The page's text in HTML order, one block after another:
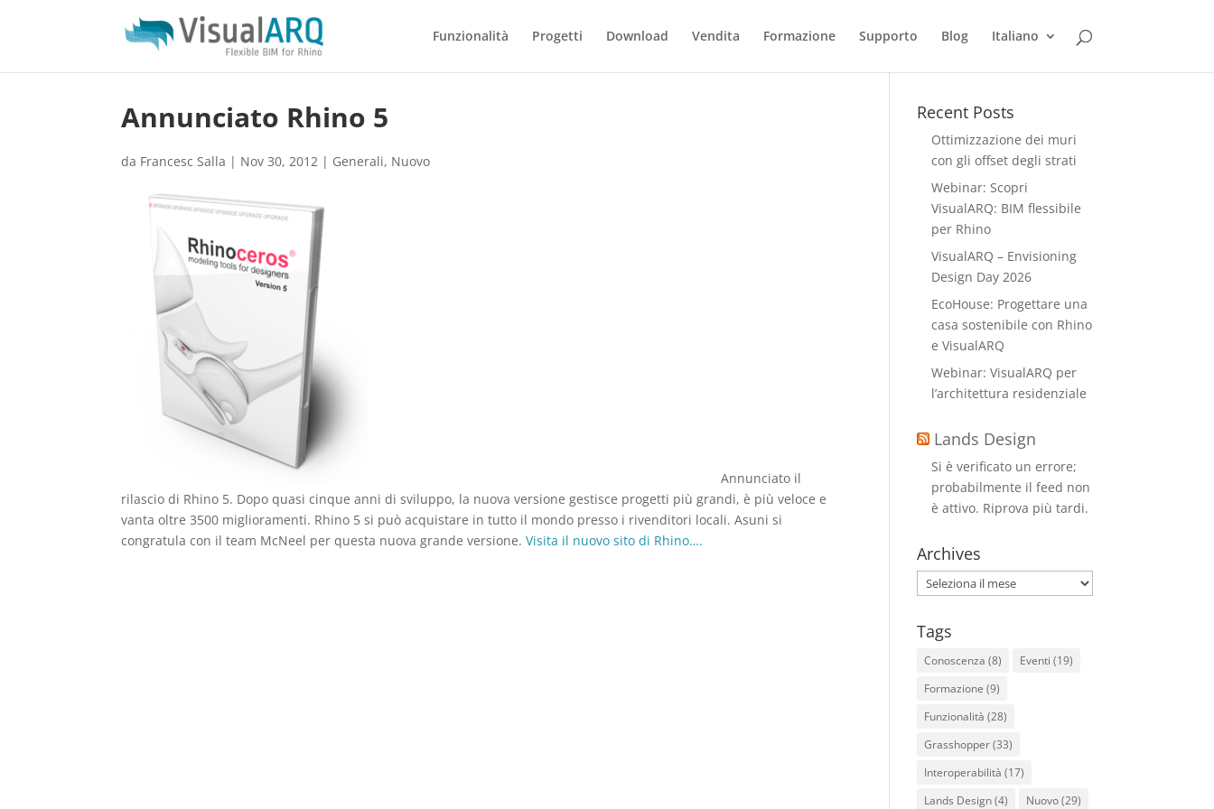
Funzionalità Progetti Download Vendita Formazione Supporto Blog Italiano
Annunciato Rhino 5
da Francesc Salla | Nov 30, 2012 | Generali, Nuovo
Annunciato il
rilascio di Rhino 5. Dopo quasi cinque anni di sviluppo, la nuova versione gestisce progetti più grandi, è più veloce e
vanta oltre 3500 miglioramenti. Rhino 5 si può acquistare in tutto il mondo presso i rivenditori locali. Asuni si
congratula con il team McNeel per questa nuova grande versione.Visita il nuovo sito di Rhino….
Recent Posts
Ottimizzazione dei muri
con gli offset degli strati
Webinar: Scopri
VisualARQ: BIM flessibile
per Rhino
VisualARQ – Envisioning
Design Day 2026
EcoHouse: Progettare una
casa sostenibile con Rhino
e VisualARQ
Webinar: VisualARQ per
l’architettura residenziale
Lands Design
Si è verificato un errore;
probabilmente il feed non
è attivo. Riprova più tardi.
Archives
Archives
Tags
Conoscenza (8) Eventi (19)
Formazione (9)
Funzionalità (28)
Grasshopper(33)
Interoperabilità (17)
Lands Design(4) Nuovo(29)